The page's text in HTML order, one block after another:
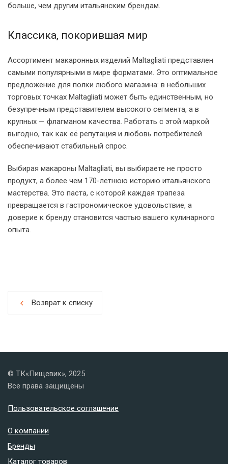
больше, чем другим итальянским брендам.
Классика, покорившая мир
Ассортимент макаронных изделий Maltagliati представлен
самыми популярными в мире форматами. Это оптимальное
предложение для полки любого магазина: в небольших
торговых точках Maltagliati может быть единственным, но
безупречным представителем высокого сегмента, а в
крупных — флагманом качества. Работать с этой маркой
выгодно, так как её репутация и любовь потребителей
обеспечивают стабильный спрос.
Выбирая макароны Maltagliati, вы выбираете не просто
продукт, а более чем 170-летнюю историю итальянского
мастерства. Это паста, с которой каждая трапеза
превращается в гастрономическое удовольствие, а
доверие к бренду становится частью вашего кулинарного
опыта.
chevron_left Возврат к списку
© ТК«Пищевик», 2025
Все права защищены
Пользовательское соглашение
О компании
Бренды
Каталог товаров